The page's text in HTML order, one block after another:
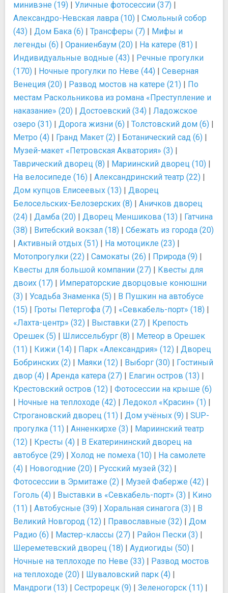
минивэне (19) | Уличные фотосессии (37) |
Александро-Невская лавра (10) | Смольный собор
(43) | Дом Бака (6) | Трансферы (7) | Мифы и
легенды (6) | Ораниенбаум (20) | На катере (81) |
Индивидуальные водные (43) | Речные прогулки
(170) | Ночные прогулки по Неве (44) | Северная
Венеция (20) | Развод мостов на катере (21) | По
местам Раскольникова из романа «Преступление и
наказание» (20) | Достоевский (34) | Ладожское
озеро (31) | Дорога жизни (6) | Толстовский дом (6) |
Метро (4) | Гранд Макет (2) | Ботанический сад (6) |
Музей-макет «Петровская Акватория» (3) |
Таврический дворец (8) | Мариинский дворец (10) |
На велосипеде (16) | Александринский театр (22) |
Дом купцов Елисеевых (13) | Дворец
Белосельских-Белозерских (8) | Аничков дворец
(24) | Дамба (20) | Дворец Меншикова (13) | Гатчина
(38) | Витебский вокзал (18) | Сбежать из города (20)
| Активный отдых (51) | На мотоцикле (23) |
Мотопрогулки (22) | Самокаты (26) | Природа (9) |
Квесты для большой компании (27) | Квесты для
двоих (17) | Императорские дворцовые конюшни
(3) | Усадьба Знаменка (5) | В Пушкин на автобусе
(15) | Гроты Петергофа (7) | «Севкабель-порт» (18) |
«Лахта-центр» (32) | Выставки (27) | Крепость
Орешек (5) | Шлиссельбург (8) | Метеор в Орешек
(11) | Кижи (14) | Парк «Александрия» (12) | Дворец
Бобринских (2) | Маяки (12) | Выборг (30) | Гостиный
двор (4) | Аренда катера (27) | Елагин остров (13) |
Крестовский остров (12) | Фотосессии на крыше (6)
| Ночные на теплоходе (42) | Ледокол «Красин» (1) |
Строгановский дворец (11) | Дом учёных (9) | SUP-
прогулка (11) | Анненкирхе (3) | Мариинский театр
(12) | Кресты (4) | В Екатерининский дворец на
автобусе (29) | Холод не помеха (10) | На самолете
(4) | Новогодние (20) | Русский музей (32) |
Фотосессии в Эрмитаже (2) | Музей Фаберже (42) |
Гоголь (4) | Выставки в «Севкабель-порт» (3) | Кино
(11) | Автобусные (39) | Хоральная синагога (3) | В
Великий Новгород (12) | Православные (32) | Дом
Радио (6) | Мастер-классы (27) | Район Пески (3) |
Шереметевский дворец (18) | Аудиогиды (50) |
Ночные на теплоходе по Неве (33) | Развод мостов
на теплоходе (20) | Шуваловский парк (4) |
Мандроги (13) | Сестрорецк (9) | Зеленогорск (11) |